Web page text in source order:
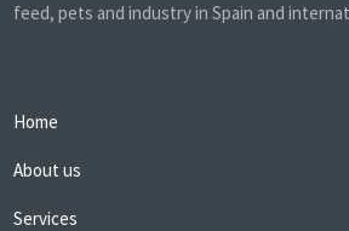
feed, pets and industry in Spain and
Home
About us
Services